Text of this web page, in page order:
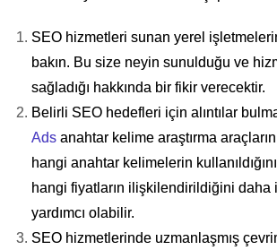
SEO hizmetleri sunan yerel
bakın. Bu size neyin sunulduğu ve
sağladığı hakkında bir fikir verecektir.
Belirli SEO hedefleri için alıntılar
Ads anahtar kelime araştırma
hangi anahtar kelimelerin
hangi fiyatların ilişkilendirildiğini daha
yardımcı olabilir.
SEO hizmetlerinde uzmanlaşmış